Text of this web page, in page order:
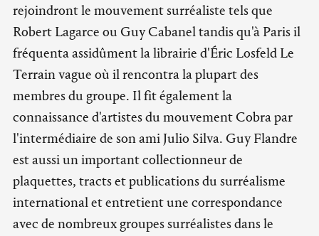
rejoindront le mouvement surréaliste tels que
Robert Lagarce ou Guy Cabanel tandis qu'à Paris il
fréquenta assidûment la librairie d'Éric Losfeld Le
Terrain vague où il rencontra la plupart des
membres du groupe. Il fit également la
connaissance d'artistes du mouvement Cobra par
l'intermédiaire de son ami Julio Silva. Guy Flandre
est aussi un important collectionneur de
plaquettes, tracts et publications du surréalisme
international et entretient une correspondance
avec de nombreux groupes surréalistes dans le